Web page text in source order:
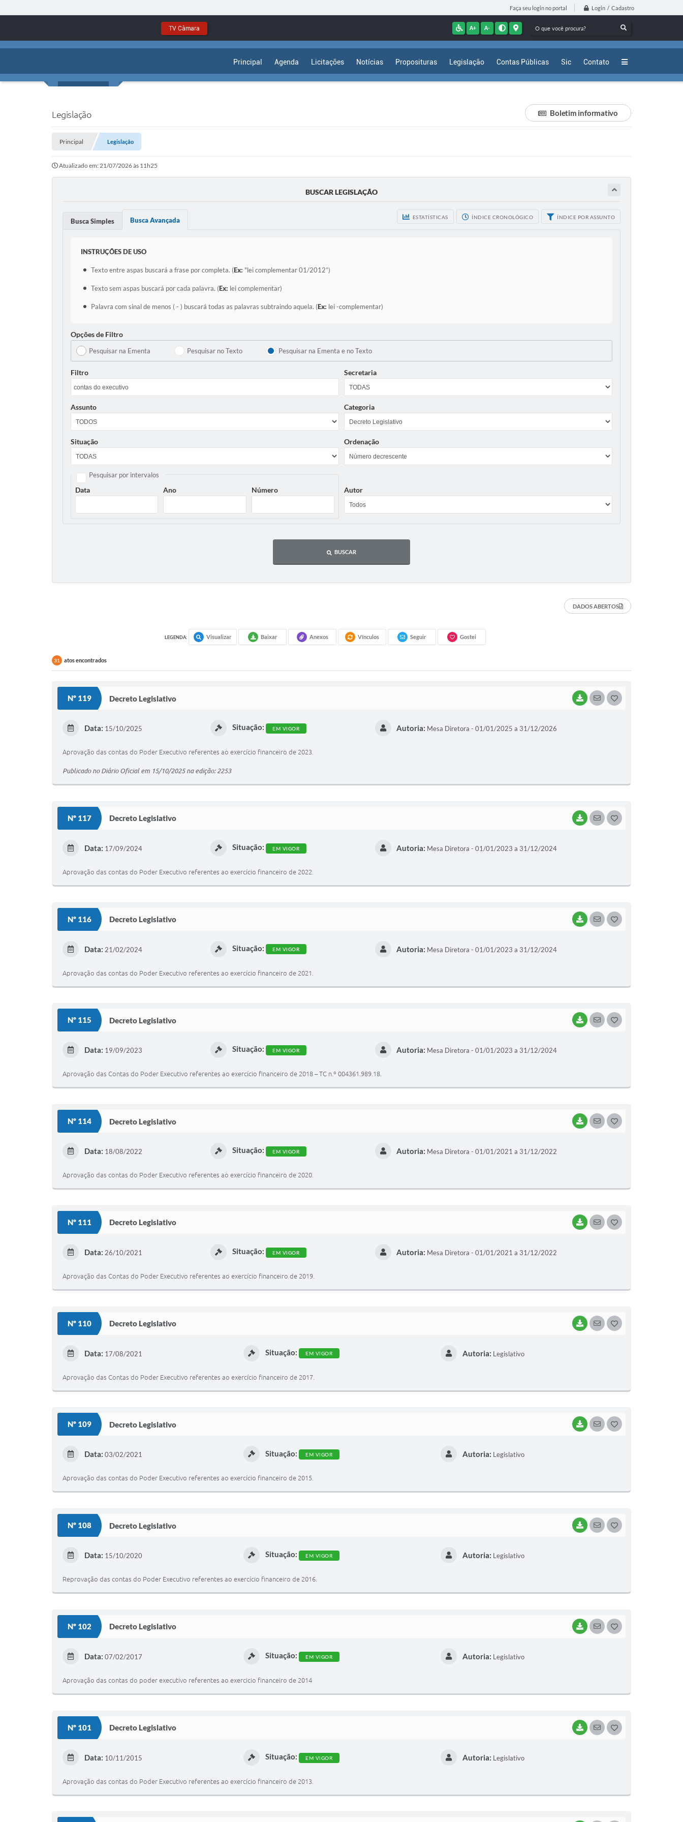
Faça seu login no portal Login / Cadastro
TV Câmara A+ A-
Principal Agenda Licitações Notícias Proposituras Legislação Contas Públicas Sic Contato
Legislação Boletim informativo
Principal Legislação
Atualizado em: 21/07/2026 às 11h25
BUSCAR LEGISLAÇÃO
ESTATÍSTICAS ÍNDICE CRONOLÓGICO ÍNDICE POR ASSUNTO
Busca Simples Busca Avançada
INSTRUÇÕES DE USO
Texto entre aspas buscará a frase por completa. (Ex: "lei complementar 01/2012”)
Texto sem aspas buscará por cada palavra. (Ex: lei complementar)
Palavra com sinal de menos ( - ) buscará todas as palavras subtraindo aquela. (Ex: lei -complementar)
Opções de Filtro
Pesquisar na Ementa Pesquisar no Texto Pesquisar na Ementa e no Texto
Filtro Secretaria
Assunto Categoria
Situação Ordenação
Pesquisar por intervalos
Data Ano Número Autor
BUSCAR
DADOS ABERTOS
LEGENDA: Visualizar Baixar Anexos Vínculos Seguir Gostei
31 atos encontrados
Nº 119 Decreto Legislativo BAIXARSEGUIR
Data: 15/10/2025 Situação: EM VIGOR Autoria: Mesa Diretora - 01/01/2025 a 31/12/2026
Aprovação das contas do Poder Executivo referentes ao exercício financeiro de 2023.
Publicado no Diário Oficial em 15/10/2025 na edição: 2253
Nº 117 Decreto Legislativo BAIXARSEGUIR
Data: 17/09/2024 Situação: EM VIGOR Autoria: Mesa Diretora - 01/01/2023 a 31/12/2024
Aprovação das contas do Poder Executivo referentes ao exercício financeiro de 2022.
Nº 116 Decreto Legislativo BAIXARSEGUIR
Data: 21/02/2024 Situação: EM VIGOR Autoria: Mesa Diretora - 01/01/2023 a 31/12/2024
Aprovação das contas do Poder Executivo referentes ao exercício financeiro de 2021.
Nº 115 Decreto Legislativo BAIXARSEGUIR
Data: 19/09/2023 Situação: EM VIGOR Autoria: Mesa Diretora - 01/01/2023 a 31/12/2024
Aprovação das Contas do Poder Executivo referentes ao exercício financeiro de 2018 – TC n.º 004361.989.18.
Nº 114 Decreto Legislativo BAIXARSEGUIR
Data: 18/08/2022 Situação: EM VIGOR Autoria: Mesa Diretora - 01/01/2021 a 31/12/2022
Aprovação das contas do Poder Executivo referentes ao exercício financeiro de 2020.
Nº 111 Decreto Legislativo BAIXARSEGUIR
Data: 26/10/2021 Situação: EM VIGOR Autoria: Mesa Diretora - 01/01/2021 a 31/12/2022
Aprovação das Contas do Poder Executivo referentes ao exercício financeiro de 2019.
Nº 110 Decreto Legislativo BAIXARSEGUIR
Data: 17/08/2021 Situação: EM VIGOR Autoria: Legislativo
Aprovação das Contas do Poder Executivo referentes ao exercício financeiro de 2017.
Nº 109 Decreto Legislativo BAIXARSEGUIR
Data: 03/02/2021 Situação: EM VIGOR Autoria: Legislativo
Aprovação das contas do Poder Executivo referentes ao exercício financeiro de 2015.
Nº 108 Decreto Legislativo BAIXARSEGUIR
Data: 15/10/2020 Situação: EM VIGOR Autoria: Legislativo
Reprovação das contas do Poder Executivo referentes ao exercício financeiro de 2016.
Nº 102 Decreto Legislativo BAIXARSEGUIR
Data: 07/02/2017 Situação: EM VIGOR Autoria: Legislativo
Aprovação das contas do poder executivo referentes ao exercicio financeiro de 2014
Nº 101 Decreto Legislativo BAIXARSEGUIR
Data: 10/11/2015 Situação: EM VIGOR Autoria: Legislativo
Aprovação das contas do Poder Executivo referentes ao exercício financeiro de 2013.